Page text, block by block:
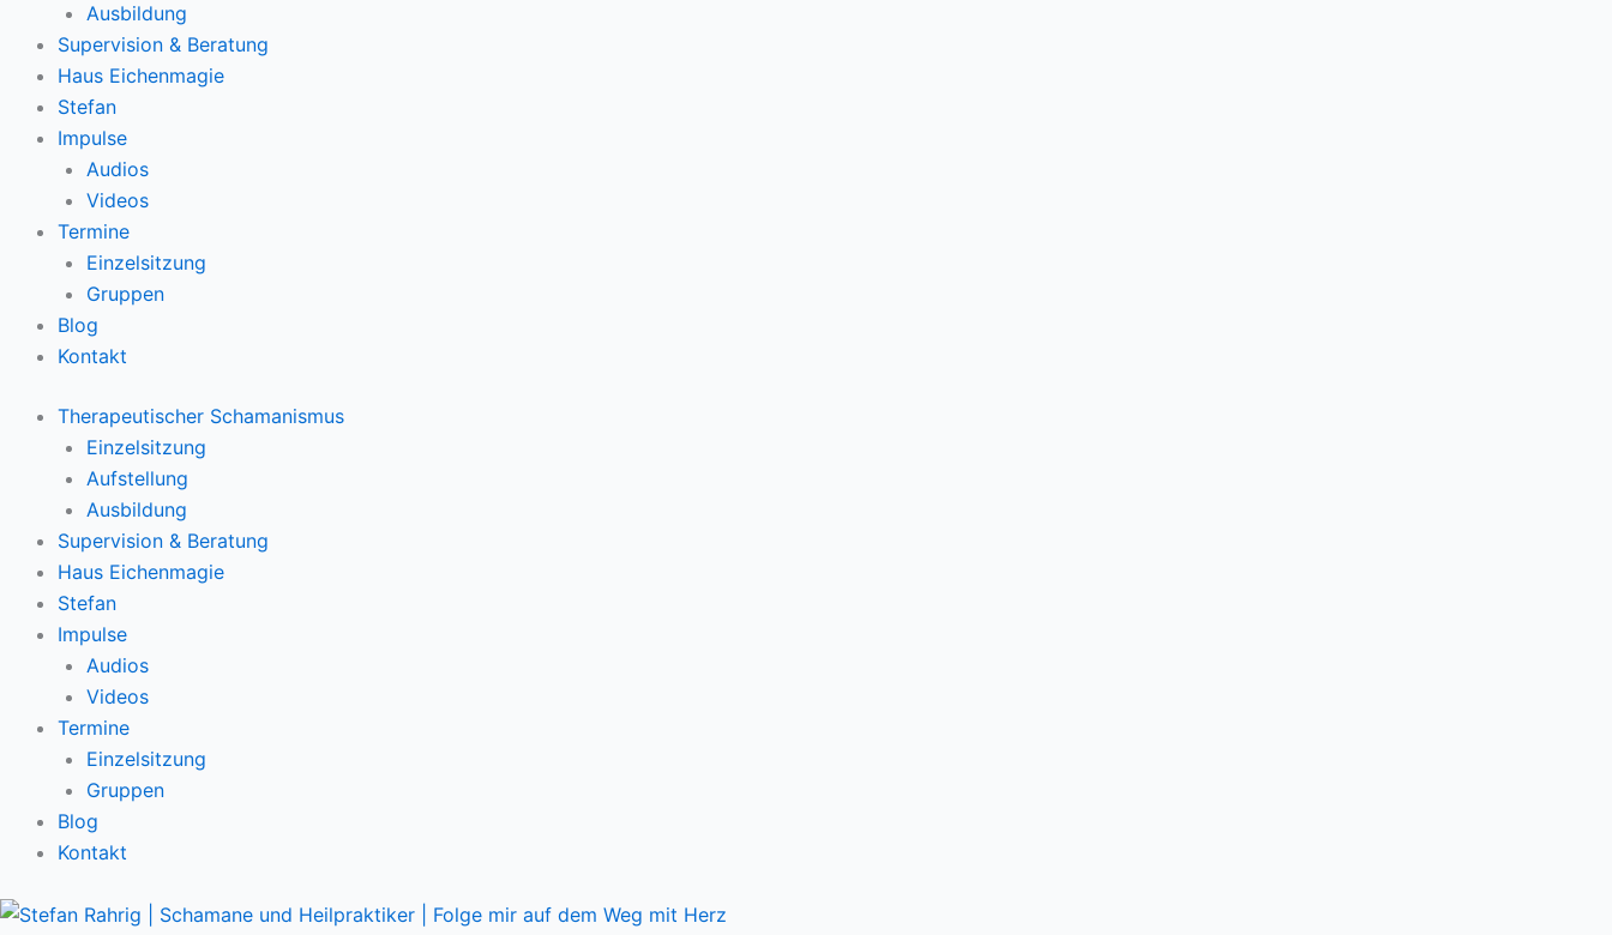
Ausbildung
Supervision & Beratung
Haus Eichenmagie
Stefan
Impulse
Audios
Videos
Termine
Einzelsitzung
Gruppen
Blog
Kontakt
Therapeutischer Schamanismus
Einzelsitzung
Aufstellung
Ausbildung
Supervision & Beratung
Haus Eichenmagie
Stefan
Impulse
Audios
Videos
Termine
Einzelsitzung
Gruppen
Blog
Kontakt